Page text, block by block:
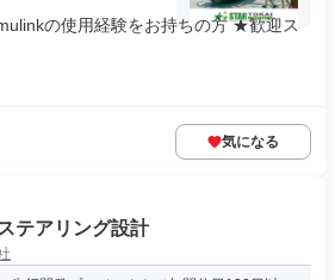
の使用経験をお持ちの方 ★歓迎ス
気になる
テアリング設計